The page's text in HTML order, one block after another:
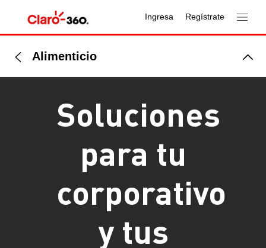
Ingresa Regístrate
Alimenticio
Soluciones
para tu
corporativo
y tus